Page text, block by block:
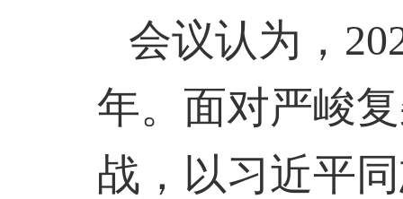
会议认为，
年。面对严峻
战，以习近平